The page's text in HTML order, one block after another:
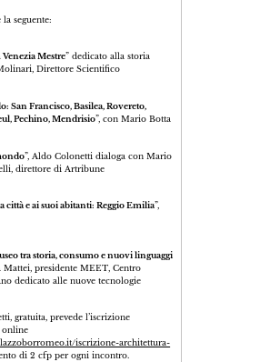
seguente:
Mestre” dedicato alla storia
Direttore Scientifico
San Francisco, Basilea, Rovereto,
Pechino, Mendrisio”, con Mario Botta
”, Aldo Colonetti dialoga con Mario
direttore di Artribune
città e ai suoi abitanti: Reggio Emilia”,
tra storia, consumo e nuovi linguaggi
Mattei, presidente MEET, Centro
dedicato alle nuove tecnologie
gratuita, prevede l’iscrizione
online
iscrizione-architettura-
di 2 cfp per ogni incontro.